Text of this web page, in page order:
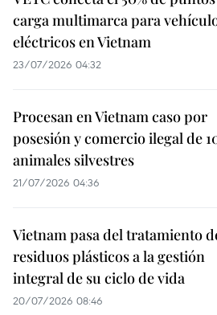
carga multimarca para
eléctricos en Vietnam
23/07/2026 04:32
Procesan en Vietnam caso por
posesión y comercio ilegal de
animales silvestres
21/07/2026 04:36
Vietnam pasa del tratamiento
residuos plásticos a la gestión
integral de su ciclo de vida
20/07/2026 08:46